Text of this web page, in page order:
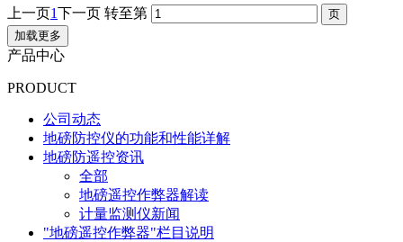
上一页1下一页 转至第
加载更多
产品中心
PRODUCT
公司动态
地磅防控仪的功能和性能详解
地磅防遥控资讯
全部
地磅遥控作弊器解读
计量监测仪新闻
"地磅遥控作弊器"栏目说明